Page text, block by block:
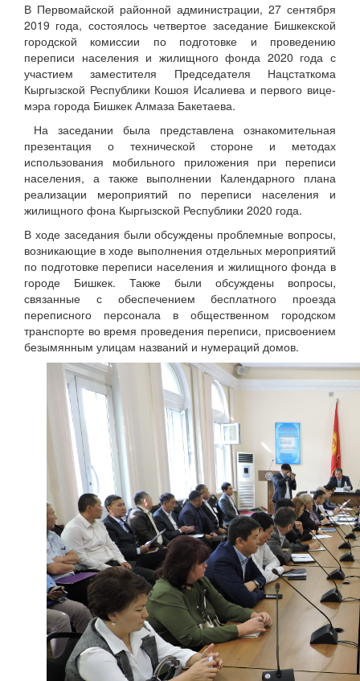
В Первомайской районной администрации, 27 сентября
2019 года, состоялось четвертое заседание Бишкекской
городской комиссии по подготовке и проведению
переписи населения и жилищного фонда 2020 года с
участием заместителя Председателя Нацстаткома
Кыргызской Республики Кошоя Исалиева и первого вице-
мэра города Бишкек Алмаза Бакетаева.
На заседании была представлена ознакомительная
презентация о технической стороне и методах
использования мобильного приложения при переписи
населения, а также выполнении Календарного плана
реализации мероприятий по переписи населения и
жилищного фона Кыргызской Республики 2020 года.
В ходе заседания были обсуждены проблемные вопросы,
возникающие в ходе выполнения отдельных мероприятий
по подготовке переписи населения и жилищного фонда в
городе Бишкек. Также были обсуждены вопросы,
связанные с обеспечением бесплатного проезда
переписного персонала в общественном городском
транспорте во время проведения переписи, присвоением
безымянным улицам названий и нумераций домов.